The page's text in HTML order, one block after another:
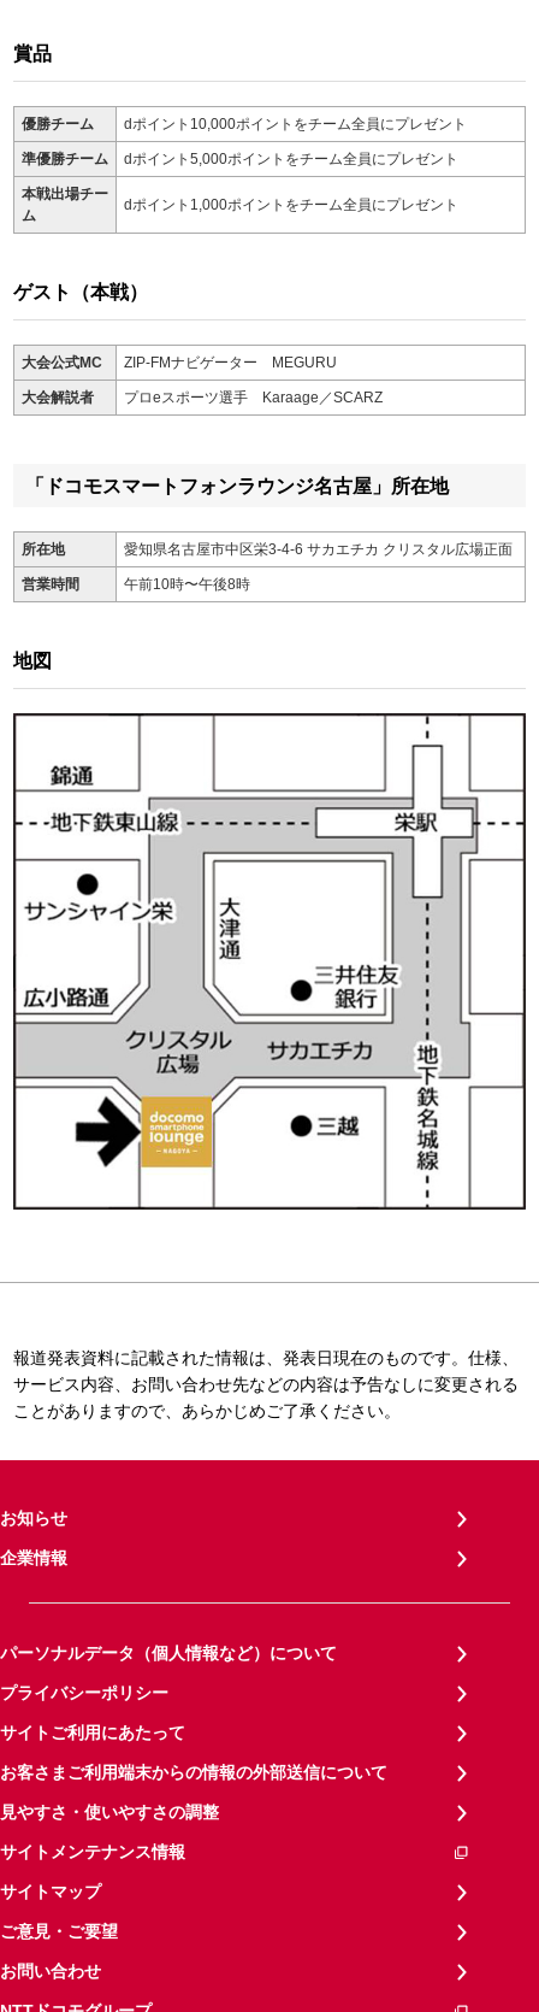
賞品
優勝チーム dポイント10,000ポイントをチーム全員にプレゼント
準優勝チーム dポイント5,000ポイントをチーム全員にプレゼント
本戦出場チー
ム
dポイント1,000ポイントをチーム全員にプレゼント
ゲスト（本戦）
大会公式MC ZIP-FMナビゲーター MEGURU
大会解説者 プロeスポーツ選手 Karaage／SCARZ
「ドコモスマートフォンラウンジ名古屋」所在地
所在地 愛知県名古屋市中区栄3-4-6 サカエチカ クリスタル広場正面
営業時間 午前10時〜午後8時
地図
報道発表資料に記載された情報は、発表日現在のものです。仕様、
サービス内容、お問い合わせ先などの内容は予告なしに変更される
ことがありますので、あらかじめご了承ください。
お知らせ
企業情報
パーソナルデータ（個人情報など）について
プライバシーポリシー
サイトご利用にあたって
お客さまご利用端末からの情報の外部送信について
見やすさ・使いやすさの調整
サイトメンテナンス情報
サイトマップ
ご意見・ご要望
お問い合わせ